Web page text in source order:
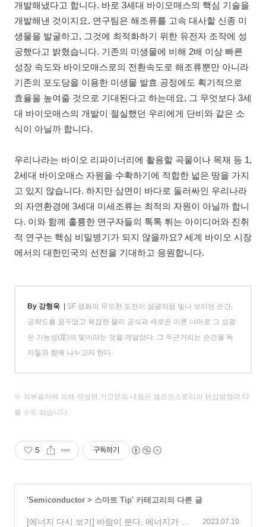
개발해냈다고 합니다. 바로 3세대 바이오매스의 핵심 기술을
개발해낸 것이지요. 연구팀은 해조류를 고속 대사할 신종 미
생물을 발굴하고, 그것에 최적화하기 위한 유전자 조작에 성
공했다고 밝혔습니다. 기존의 미생물에 비해 2배 이상 빠른
성장 속도와 바이오매스로의 전환속도로 해조류뿐만 아니라
기존의 포도당을 이용한 미생물 발효 공정에도 획기적으로
효율을 높여줄 것으로 기대된다고 하는데요, 그 무엇보다 3세
대 바이오매스의 개발이 절실했던 우리에게 단비와 같은 소
식이 아닐까 합니다.
우리나라는 바이오 리파이너리에 활용할 곡물이나 목재 등 1,
2세대 바이오매스 자원을 수확하기에 적합한 넓은 땅을 가지
고 있지 않습니다. 하지만 삼면이 바다로 둘러싸인 우리나라
의 자연환경에 3세대 미세조류는 최적의 자원이 아닐까 합니
다. 이와 함께 훌륭한 연구자들의 톡톡 튀는 아이디어와 진취
적 연구는 핵심 비밀병기가 되지 않을까요? 세계 바이오 시장
에서의 대한민국의 선전을 기대하고 응원합니다.
By 강형욱 | SF 영화의 무모한 도전이 섬광처럼 빛나 보이던 순간,
공학도를 꿈꾸었고 복잡한 물리 공식과 새로운 이론 너머로 그 섬광
은 가능성(星)의 빛이라는 것을 깨달았다. 그 두근거리는 순간을 독
자들과 함께 나누고자 한다.
※ 외부필자에 의해 작성된 기고문의 내용은 앰코인스토리의 편집방향과 다
를 수도 있습니다.
5 구독하기
'Semiconductor > 스마트 Tip' 카테고리의 다른 글
[에너지 다시 보기] 바람이 분다, 에너지가 쌓
2023.07.10